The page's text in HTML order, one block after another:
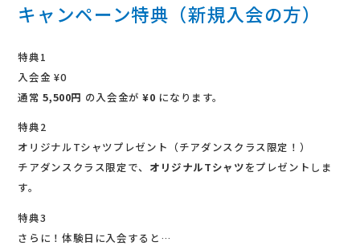
キャンペーン特典（新規入会の方）
特典1
入会金 ¥0
通常5,500円 の入会金が¥0 になります。
特典2
オリジナルTシャツプレゼント（チアダンスクラス限定！）
チアダンスクラス限定で、 オリジナルTシャツをプレゼントしま
す。
特典3
さらに！体験日に入会すると…